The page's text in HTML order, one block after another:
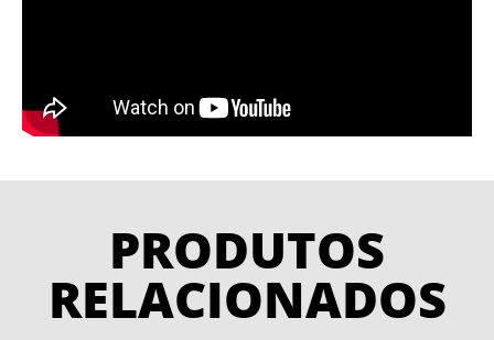
PRODUTOS
RELACIONADOS